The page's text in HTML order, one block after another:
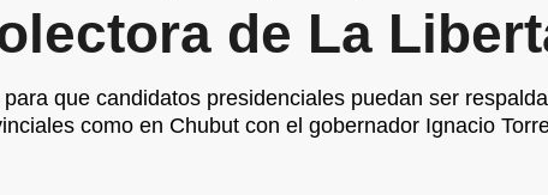
de La
que candidatos presidenciales puedan ser
como en Chubut con el gobernador Ignacio